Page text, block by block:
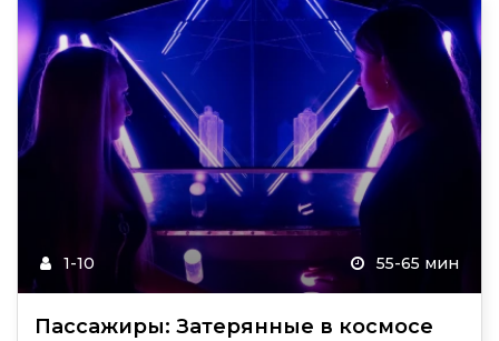
1-10 55-65 мин
Пассажиры: Затерянные в космосе